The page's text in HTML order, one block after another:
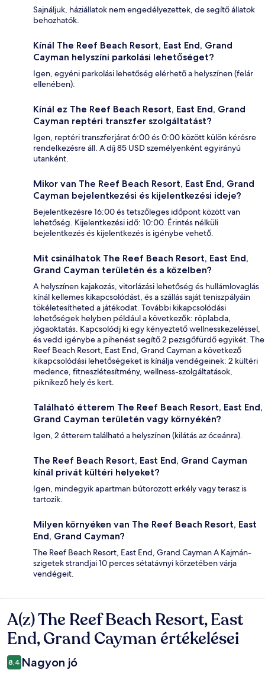
Sajnáljuk, háziállatok nem engedélyezettek, de segítő állatok
behozhatók.
Kínál The Reef Beach Resort, East End, Grand
Cayman helyszíni parkolási lehetőséget?
Igen, egyéni parkolási lehetőség elérhető a helyszínen (felár
ellenében).
Kínál ez The Reef Beach Resort, East End, Grand
Cayman reptéri transzfer szolgáltatást?
Igen, reptéri transzferjárat 6:00 és 0:00 között külön kérésre
rendelkezésre áll. A díj 85 USD személyenként egyirányú
utanként.
Mikor van The Reef Beach Resort, East End, Grand
Cayman bejelentkezési és kijelentkezési ideje?
Bejelentkezésre 16:00 és tetszőleges időpont között van
lehetőség. Kijelentkezési idő: 10:00. Érintés nélküli
bejelentkezés és kijelentkezés is igénybe vehető.
Mit csinálhatok The Reef Beach Resort, East End,
Grand Cayman területén és a közelben?
A helyszínen kajakozás, vitorlázási lehetőség és hullámlovaglás
kínál kellemes kikapcsolódást, és a szállás saját teniszpályáin
tökéletesítheted a játékodat. További kikapcsolódási
lehetőségek helyben például a következők: röplabda,
jógaoktatás. Kapcsolódj ki egy kényeztető wellnesskezeléssel,
és vedd igénybe a pihenést segítő 2 pezsgőfürdő egyikét. The
Reef Beach Resort, East End, Grand Cayman a következő
kikapcsolódási lehetőségeket is kínálja vendégeinek: 2 kültéri
medence, fitneszlétesítmény, wellness-szolgáltatások,
piknikező hely és kert.
Található étterem The Reef Beach Resort, East End,
Grand Cayman területén vagy környékén?
Igen, 2 étterem található a helyszínen (kilátás az óceánra).
The Reef Beach Resort, East End, Grand Cayman
kínál privát kültéri helyeket?
Igen, mindegyik apartman bútorozott erkély vagy terasz is
tartozik.
Milyen környéken van The Reef Beach Resort, East
End, Grand Cayman?
The Reef Beach Resort, East End, Grand Cayman A Kajmán-
szigetek strandjai 10 perces sétatávnyi körzetében várja
vendégeit.
Értékelések
A(z) The Reef Beach Resort, East
End, Grand Cayman értékelései
8,4 Nagyon jó